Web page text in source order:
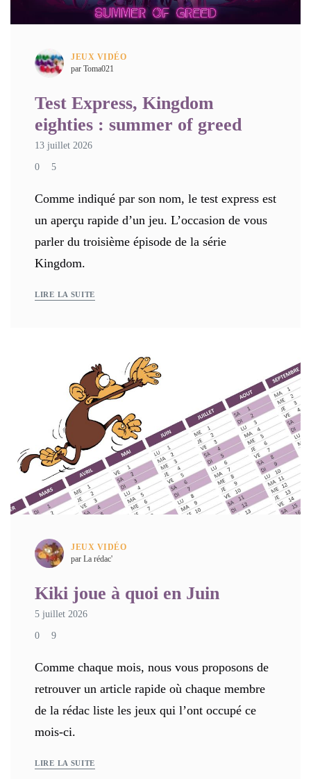
JEUX VIDÉO
par Toma021
Test Express, Kingdom
eighties : summer of greed
13 juillet 2026
0 5
Comme indiqué par son nom, le test express est
un aperçu rapide d’un jeu. L’occasion de vous
parler du troisième épisode de la série
Kingdom.
LIRE LA SUITE
JEUX VIDÉO
par La rédac'
Kiki joue à quoi en Juin
5 juillet 2026
0 9
Comme chaque mois, nous vous proposons de
retrouver un article rapide où chaque membre
de la rédac liste les jeux qui l’ont occupé ce
mois-ci.
LIRE LA SUITE